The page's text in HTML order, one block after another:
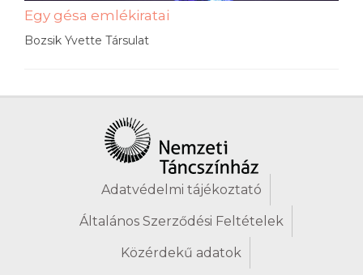
Egy gésa emlékiratai
Bozsik Yvette Társulat
Adatvédelmi tájékoztató
Általános Szerződési Feltételek
Közérdekű adatok